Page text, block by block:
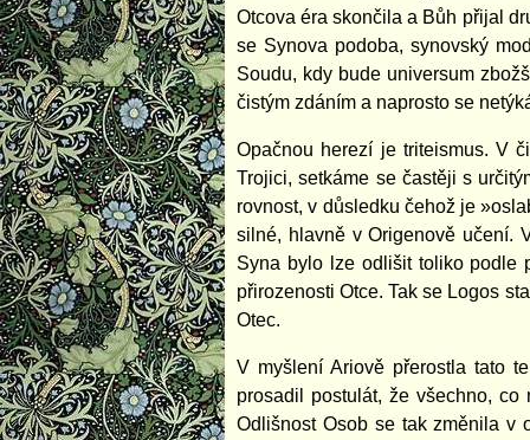
Otcova éra skončila a Bůh přijal
se Synova podoba, synovský
Soudu, kdy bude universum
čistým zdáním a naprosto se
Opačnou herezí je triteismus. V
Trojici, setkáme se častěji s
rovnost, v důsledku čehož je
silné, hlavně v Origenově učení.
Syna bylo lze odlišit toliko podle
přirozenosti Otce. Tak se Logos
Otec.
V myšlení Ariově přerostla tato
prosadil postulát, že všechno,
Odlišnost Osob se tak změnila v